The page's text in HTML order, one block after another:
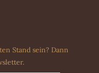
Stand sein? Dann